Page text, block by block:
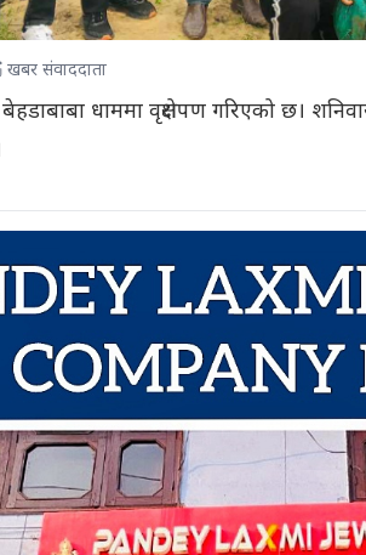
खबर संवाददाता
धाममा वृक्षरोपण गरिएको छ।